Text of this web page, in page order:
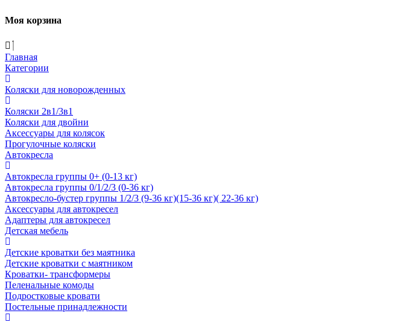
Моя корзина
Главная
Категории
Коляски для новорожденных
Коляски 2в1/3в1
Коляски для двойни
Аксессуары для колясок
Прогулочные коляски
Автокресла
Автокресла группы 0+ (0-13 кг)
Автокресла группы 0/1/2/3 (0-36 кг)
Автокресло-бустер группы 1/2/3 (9-36 кг)(15-36 кг)( 22-36 кг)
Аксессуары для автокресел
Адаптеры для автокресел
Детская мебель
Детские кроватки без маятника
Детские кроватки с маятником
Кроватки- трансформеры
Пеленальные комоды
Подростковые кровати
Постельные принадлежности